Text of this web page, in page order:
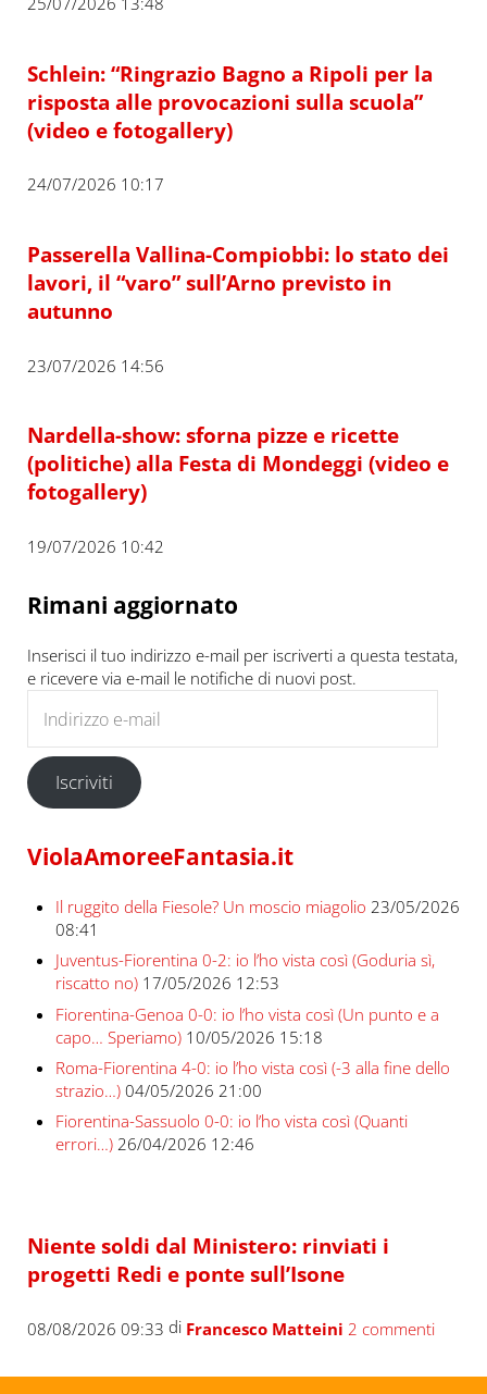
Schlein: “Ringrazio Bagno a Ripoli per la
risposta alle provocazioni sulla scuola”
(video e fotogallery)
24/07/2026 10:17
Passerella Vallina-Compiobbi: lo stato dei
lavori, il “varo” sull’Arno previsto in
autunno
23/07/2026 14:56
Nardella-show: sforna pizze e ricette
(politiche) alla Festa di Mondeggi (video e
fotogallery)
19/07/2026 10:42
Rimani aggiornato
Inserisci il tuo indirizzo e-mail per iscriverti a questa testata,
e ricevere via e-mail le notifiche di nuovi post.
Iscriviti
ViolaAmoreeFantasia.it
Il ruggito della Fiesole? Un moscio miagolio 23/05/2026
08:41
Juventus-Fiorentina 0-2: io l’ho vista così (Goduria sì,
riscatto no) 17/05/2026 12:53
Fiorentina-Genoa 0-0: io l’ho vista così (Un punto e a
capo… Speriamo) 10/05/2026 15:18
Roma-Fiorentina 4-0: io l’ho vista così (-3 alla fine dello
strazio…) 04/05/2026 21:00
Fiorentina-Sassuolo 0-0: io l’ho vista così (Quanti
errori…) 26/04/2026 12:46
Niente soldi dal Ministero: rinviati i
progetti Redi e ponte sull’Isone
08/08/2026 09:33 di Francesco Matteini 2 commenti